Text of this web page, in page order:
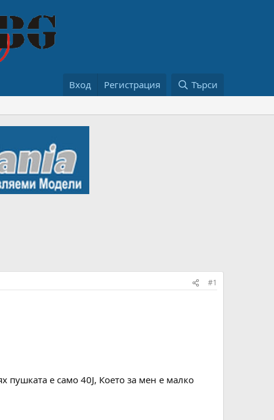
Вход Регистрация Търси
#1
е само 40J, Което за мен е малко